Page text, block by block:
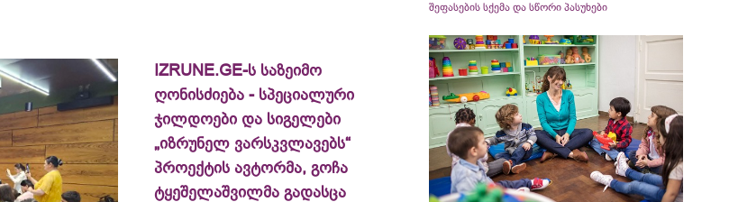
IZRUNE.GE-ს საზეიმო
ღონისძიება - სპეციალური
ჯილდოები და სიგელები
„იზრუნელ ვარსკვლავებს“
პროექტის ავტორმა, გოჩა
ტყეშელაშვილმა გადასცა
შეფასების სქემა და სწორი პასუხები